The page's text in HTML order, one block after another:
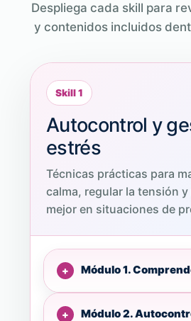
Despliega cada skill para
y contenidos incluidos
Skill 1
Autocontrol y
estrés
Técnicas prácticas para
calma, regular la tensión
mejor en situaciones de
Módulo 1.
Módulo 2.